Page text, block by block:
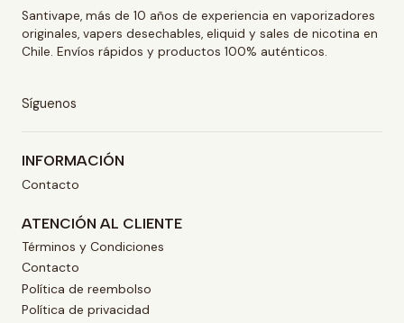
Santivape, más de 10 años de experiencia en vaporizadores
originales, vapers desechables, eliquid y sales de nicotina en
Chile. Envíos rápidos y productos 100% auténticos.
Síguenos
INFORMACIÓN
Contacto
ATENCIÓN AL CLIENTE
Términos y Condiciones
Contacto
Política de reembolso
Política de privacidad